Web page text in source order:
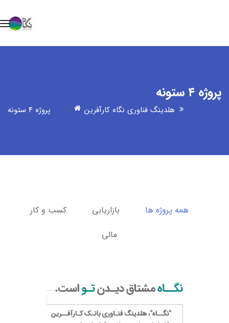
پروژه ۴ ستونه
هلدینگ فناوری نگاه کارآفرین > پروژه ۴ ستونه
همه پروژه ها بازاریابی
کسب و کار
مالی